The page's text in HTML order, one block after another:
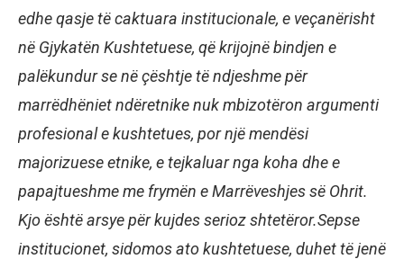
edhe qasje të caktuara institucionale, e veçanërisht
në Gjykatën Kushtetuese, që krijojnë bindjen e
palëkundur se në çështje të ndjeshme për
marrëdhëniet ndëretnike nuk mbizotëron argumenti
profesional e kushtetues, por një mendësi
majorizuese etnike, e tejkaluar nga koha dhe e
papajtueshme me frymën e Marrëveshjes së Ohrit.
Kjo është arsye për kujdes serioz shtetëror.Sepse
institucionet, sidomos ato kushtetuese, duhet të jenë